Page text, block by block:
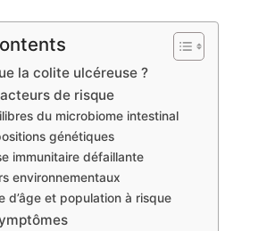
la colite ulcéreuse ?
de risque
du microbiome intestinal
génétiques
immunitaire défaillante
environnementaux
d’âge et population à risque